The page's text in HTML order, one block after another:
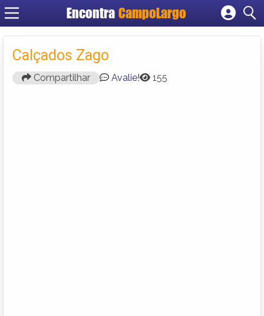
Encontra CampoLargo
Cadastrar empresa
Calçados Zago
Compartilhar Avalie! 155